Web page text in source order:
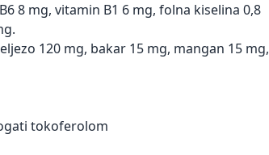
8 mg, vitamin B1 6 mg, folna kiselina 0,8
120 mg, bakar 15 mg, mangan 15 mg,
tokoferolom